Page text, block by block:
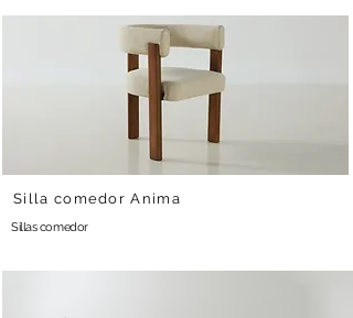
Silla comedor Anima
Sillas comedor